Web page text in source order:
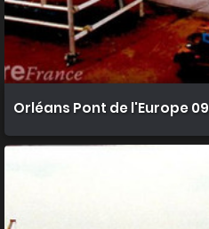
Orléans Pont de l'Europe 09